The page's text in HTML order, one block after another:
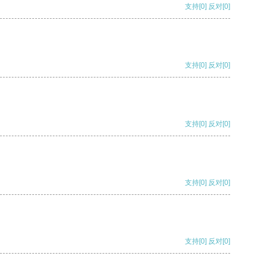
支持[0] 反对[0]
支持[0] 反对[0]
支持[0] 反对[0]
支持[0] 反对[0]
支持[0] 反对[0]